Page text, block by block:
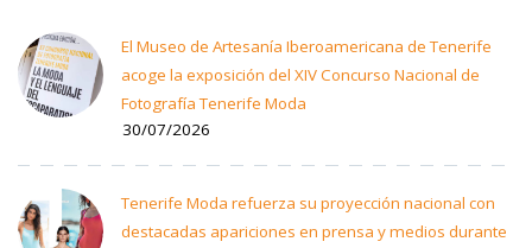
El Museo de Artesanía Iberoamericana de Tenerife
acoge la exposición del XIV Concurso Nacional de
Fotografía Tenerife Moda
30/07/2026
Tenerife Moda refuerza su proyección nacional con
destacadas apariciones en prensa y medios durante